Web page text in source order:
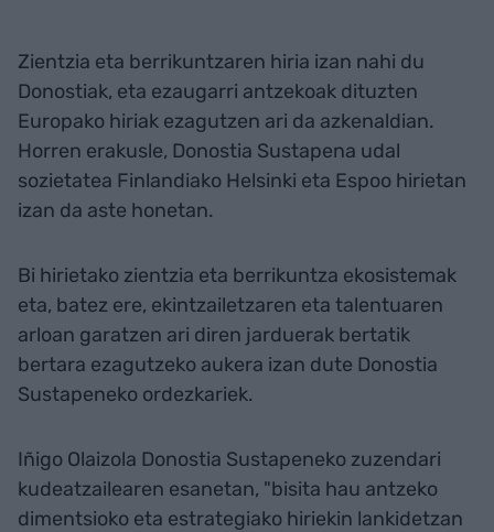
Zientzia eta berrikuntzaren hiria izan nahi du
Donostiak, eta ezaugarri antzekoak dituzten
Europako hiriak ezagutzen ari da azkenaldian.
Horren erakusle, Donostia Sustapena udal
sozietatea Finlandiako Helsinki eta Espoo hirietan
izan da aste honetan.
Bi hirietako zientzia eta berrikuntza ekosistemak
eta, batez ere, ekintzailetzaren eta talentuaren
arloan garatzen ari diren jarduerak bertatik
bertara ezagutzeko aukera izan dute Donostia
Sustapeneko ordezkariek.
Iñigo Olaizola Donostia Sustapeneko zuzendari
kudeatzailearen esanetan, "bisita hau antzeko
dimentsioko eta estrategiako hiriekin lankidetzan